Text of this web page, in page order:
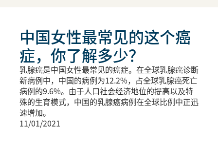
中国女性最常见的这个癌
症，你了解多少？
乳腺癌是中国女性最常见的癌症。在全球乳腺癌诊断
新病例中，中国的病例为12.2%，占全球乳腺癌死亡
病例的9.6%。由于人口社会经济地位的提高以及特
殊的生育模式，中国的乳腺癌病例在全球比例中正迅
速增加。
11/01/2021